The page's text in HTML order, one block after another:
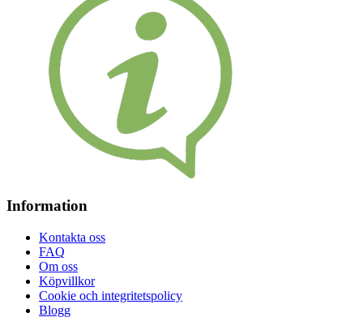
Information
Kontakta oss
FAQ
Om oss
Köpvillkor
Cookie och integritetspolicy
Blogg